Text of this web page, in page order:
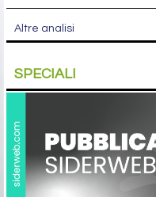
Altre analisi
SPECIALI